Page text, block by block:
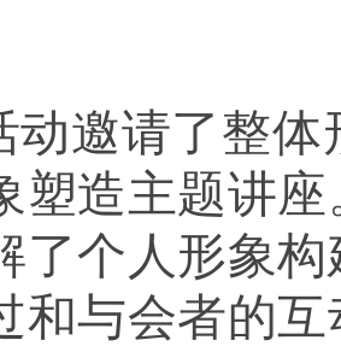
动邀请了整
塑造主题讲
了个人形象
和与会者的